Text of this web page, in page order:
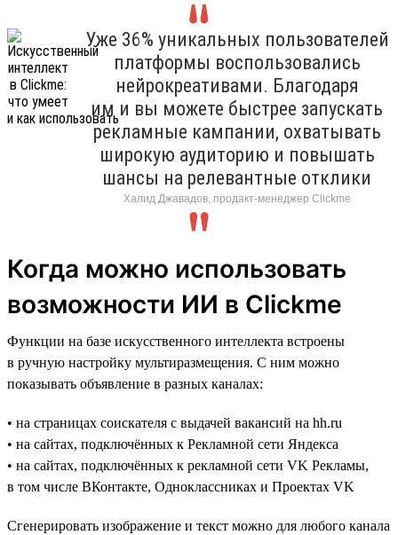
Уже 36% уникальных пользователей
платформы воспользовались
нейрокреативами. Благодаря
им и вы можете быстрее запускать
рекламные кампании, охватывать
широкую аудиторию и повышать
шансы на релевантные отклики
Халид Джавадов, продакт-менеджер Clickme
Когда можно использовать
возможности ИИ в Clickme
Функции на базе искусственного интеллекта встроены
в ручную настройку мультиразмещения. С ним можно
показывать объявление в разных каналах:
• на страницах соискателя с выдачей вакансий на hh.ru
• на сайтах, подключённых к Рекламной сети Яндекса
• на сайтах, подключённых к рекламной сети VK Рекламы,
в том числе ВКонтакте, Одноклассниках и Проектах VK
Сгенерировать изображение и текст можно для любого канала